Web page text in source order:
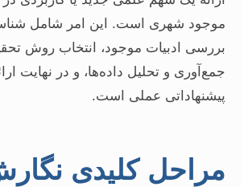
موجود شهری است. این امر شامل
بررسی ادبیات موجود، انتخاب روش
جمع‌آوری و تحلیل داده‌ها، و در نهایت
پیشنهاداتی عملی است.
مراحل کلیدی